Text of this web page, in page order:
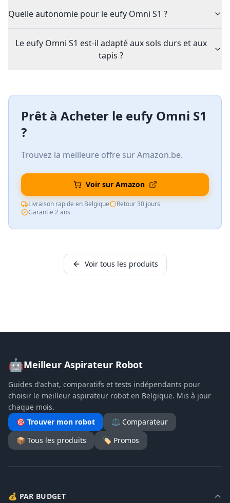
Quelle autonomie pour le eufy Omni S1 ?
Le eufy Omni S1 est-il adapté aux sols durs et aux
tapis ?
Prêt à Acheter le eufy Omni S1
?
Trouvez la meilleure offre sur Amazon.be.
Voir sur Amazon
Livraison rapide en Belgique
Retour 30 jours
Garantie 2 ans
Voir tous les produits
🤖Meilleur Aspirateur Robot
Guides d'achat, comparatifs et tests indépendants pour
choisir le meilleur aspirateur robot en Belgique. Mis à jour
chaque mois.
🎯 Trouver mon robot
⚖️ Comparateur
📦 Tous les produits
🏷️ Promos
💰 PAR BUDGET